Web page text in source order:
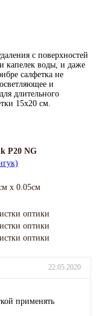
с поверхностей
капелек воды, и даже
салфетка не
и
длительного
15x20 см.
P20 NG
x 0.05см
оптики
оптики
оптики
22.05.2020
применять